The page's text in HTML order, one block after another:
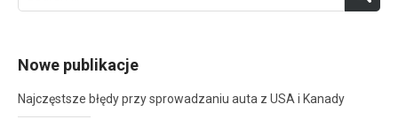
for:
Nowe publikacje
Najczęstsze błędy przy sprowadzaniu auta z USA i Kanady